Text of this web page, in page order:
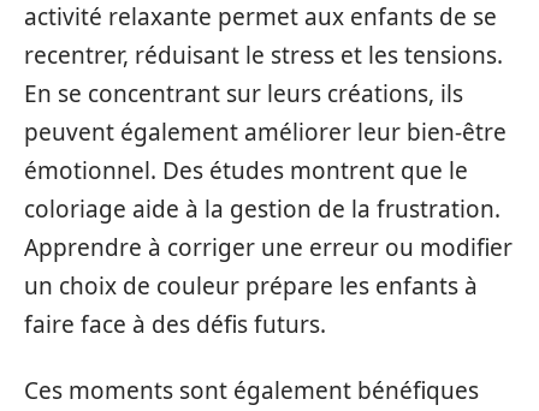
activité relaxante permet aux enfants de se
recentrer, réduisant le stress et les tensions.
En se concentrant sur leurs créations, ils
peuvent également améliorer leur bien-être
émotionnel. Des études montrent que le
coloriage aide à la gestion de la frustration.
Apprendre à corriger une erreur ou modifier
un choix de couleur prépare les enfants à
faire face à des défis futurs.
Ces moments sont également bénéfiques